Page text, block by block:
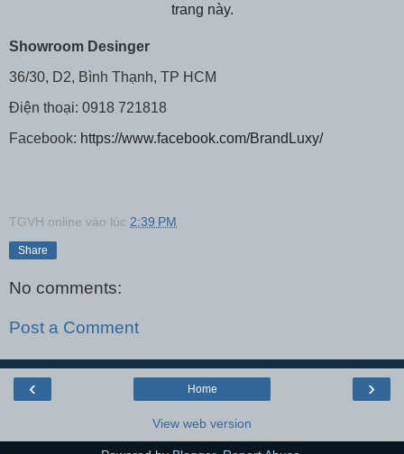
trang này.
Showroom Desinger
36/30, D2, Bình Thạnh, TP HCM
Điện thoại: 0918 721818
Facebook: https://www.facebook.com/BrandLuxy/
TGVH online vào lúc 2:39 PM
Share
No comments:
Post a Comment
‹ ›
Home
View web version